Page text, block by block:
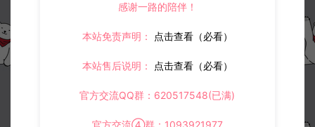
感谢一路的陪伴！
本站免责声明： 点击查看（必看）
本站售后说明： 点击查看（必看）
官方交流QQ群：620517548(已满)
官方交流④群：1093921977